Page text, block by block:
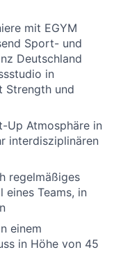
mit EGYM
Sport- und
Deutschland
in
Strength und
Up Atmosphäre in
interdisziplinären
regelmäßiges
eines Teams, in
einem
in Höhe von 45